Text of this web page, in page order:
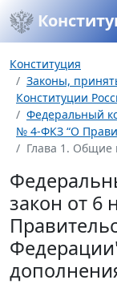
Конституция
Законы,
Конституции
Федеральный
№ 4-ФКЗ “О
Глава 1. Общие
закон от 6